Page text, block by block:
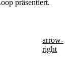
präsentiert.
arrow-
right